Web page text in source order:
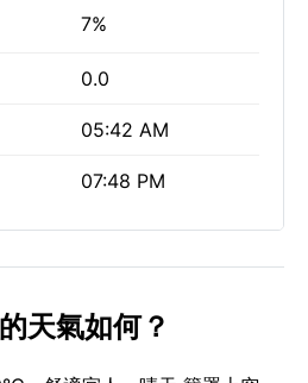
7%
0.0
05:42 AM
07:48 PM
天氣如何？